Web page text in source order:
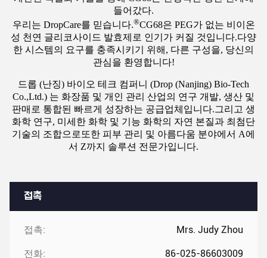
접촉
접촉: Mrs. Judy Zhou
전화: 86-025-86603009
들어갔다.
우리는 DropCare를 믿습니다.®CG68은 PEG가 없는 비이온
성 천연 글리코사이드 발효제로 인기가 커질 것입니다.다양
한 시스템의 요구를 충족시키기 위해, 다른 구성을, 당신의
관심을 환영합니다!
드롭 (난징) 바이오 테크 컴퍼니 (Drop (Nanjing) Bio-Tech
Co.,Ltd.) 는 화장품 및 개인 관리 산업의 연구 개발, 생산 및
판매로 통합된 빠르게 성장하는 공급업체입니다.그리고 생
화학 연구, 미세한 화학 및 기능 화학의 자연 본질과 최첨단
기술의 조합으로또한 피부 관리 및 아름다움 분야에서 A에
서 Z까지 솔루션 전문가입니다.